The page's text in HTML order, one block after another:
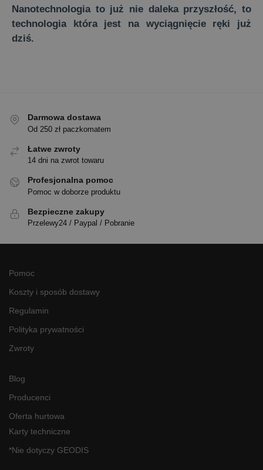
Nanotechnologia to już nie daleka przyszłość, to
technologia która jest na wyciągnięcie ręki już
dziś.
Darmowa dostawa
Od 250 zł paczkomatem
Łatwe zwroty
14 dni na zwrot towaru
Profesjonalna pomoc
Pomoc w doborze produktu
Bezpieczne zakupy
Przelewy24 / Paypal / Pobranie
Pomoc
Koszty i sposób dostawy
Regulamin
Polityka prywatności
Zwroty
Blog
Producenci
Oferta hurtowa
Karty techniczne
*Nie dotyczy GEODIS